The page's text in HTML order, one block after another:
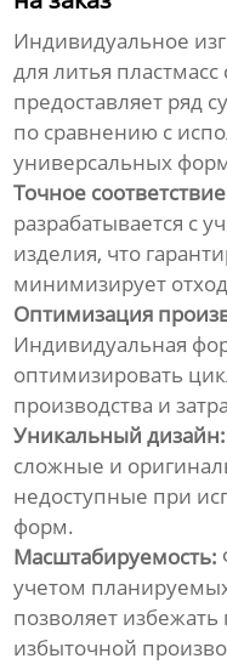
Индивидуальное
для литья
предоставляет ряд
по сравнению с
универсальных
Точное
разрабатывается с
изделия, что
минимизирует
Оптимизация
Индивидуальная
оптимизировать
производства и
Уникальный дизайн:
сложные и
недоступные при
форм.
Масштабируемость:
учетом
позволяет
избыточной